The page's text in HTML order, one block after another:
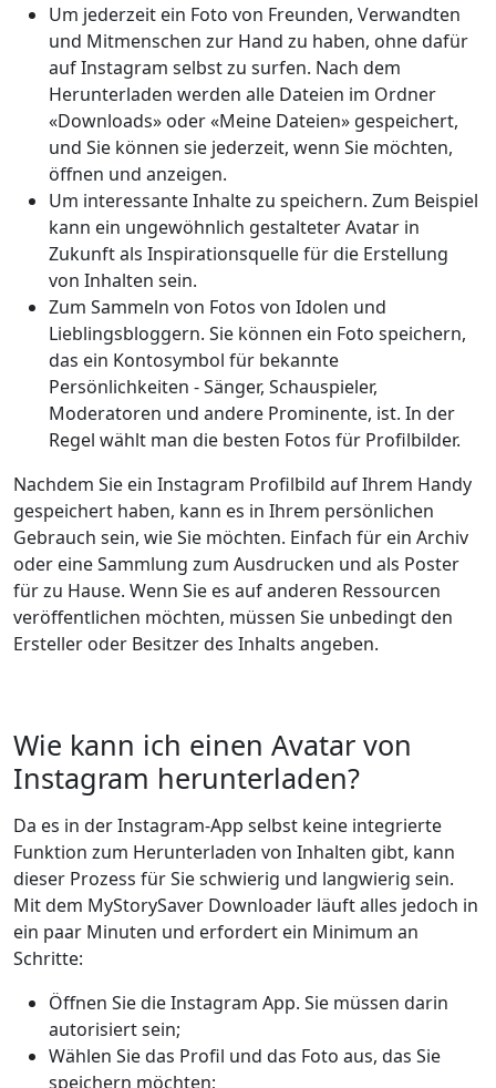
Um jederzeit ein Foto von Freunden, Verwandten
und Mitmenschen zur Hand zu haben, ohne dafür
auf Instagram selbst zu surfen. Nach dem
Herunterladen werden alle Dateien im Ordner
«Downloads» oder «Meine Dateien» gespeichert,
und Sie können sie jederzeit, wenn Sie möchten,
öffnen und anzeigen.
Um interessante Inhalte zu speichern. Zum Beispiel
kann ein ungewöhnlich gestalteter Avatar in
Zukunft als Inspirationsquelle für die Erstellung
von Inhalten sein.
Zum Sammeln von Fotos von Idolen und
Lieblingsbloggern. Sie können ein Foto speichern,
das ein Kontosymbol für bekannte
Persönlichkeiten - Sänger, Schauspieler,
Moderatoren und andere Prominente, ist. In der
Regel wählt man die besten Fotos für Profilbilder.
Nachdem Sie ein Instagram Profilbild auf Ihrem Handy
gespeichert haben, kann es in Ihrem persönlichen
Gebrauch sein, wie Sie möchten. Einfach für ein Archiv
oder eine Sammlung zum Ausdrucken und als Poster
für zu Hause. Wenn Sie es auf anderen Ressourcen
veröffentlichen möchten, müssen Sie unbedingt den
Ersteller oder Besitzer des Inhalts angeben.
Wie kann ich einen Avatar von
Instagram herunterladen?
Da es in der Instagram-App selbst keine integrierte
Funktion zum Herunterladen von Inhalten gibt, kann
dieser Prozess für Sie schwierig und langwierig sein.
Mit dem MyStorySaver Downloader läuft alles jedoch in
ein paar Minuten und erfordert ein Minimum an
Schritte:
Öffnen Sie die Instagram App. Sie müssen darin
autorisiert sein;
Wählen Sie das Profil und das Foto aus, das Sie
speichern möchten;